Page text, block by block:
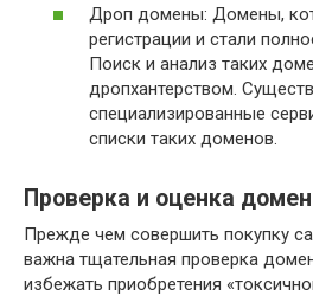
Дроп домены: Домены,
регистрации и стали
Поиск и анализ таких
дропхантерством.
специализированные
списки таких доменов.
Проверка и оценка
Прежде чем совершить покупку
важна тщательная проверка
избежать приобретения